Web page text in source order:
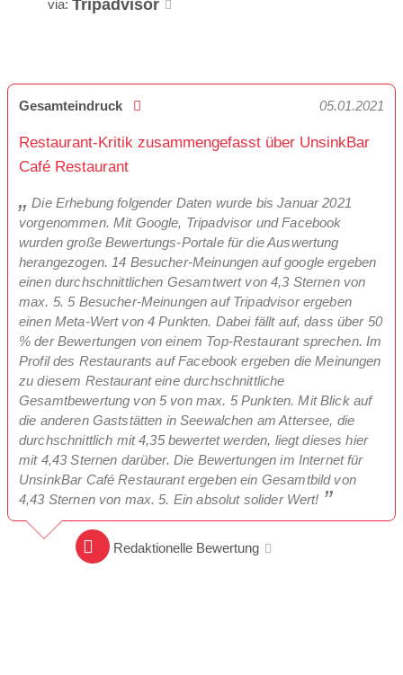
via: Tripadvisor
Gesamteindruck 05.01.2021
Restaurant-Kritik zusammengefasst über UnsinkBar
Café Restaurant
Die Erhebung folgender Daten wurde bis Januar 2021
vorgenommen. Mit Google, Tripadvisor und Facebook
wurden große Bewertungs-Portale für die Auswertung
herangezogen. 14 Besucher-Meinungen auf google ergeben
einen durchschnittlichen Gesamtwert von 4,3 Sternen von
max. 5. 5 Besucher-Meinungen auf Tripadvisor ergeben
einen Meta-Wert von 4 Punkten. Dabei fällt auf, dass über 50
% der Bewertungen von einem Top-Restaurant sprechen. Im
Profil des Restaurants auf Facebook ergeben die Meinungen
zu diesem Restaurant eine durchschnittliche
Gesamtbewertung von 5 von max. 5 Punkten. Mit Blick auf
die anderen Gaststätten in Seewalchen am Attersee, die
durchschnittlich mit 4,35 bewertet werden, liegt dieses hier
mit 4,43 Sternen darüber. Die Bewertungen im Internet für
UnsinkBar Café Restaurant ergeben ein Gesamtbild von
4,43 Sternen von max. 5. Ein absolut solider Wert!
Redaktionelle Bewertung